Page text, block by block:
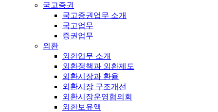
국고증권
국고증권업무 소개
국고업무
증권업무
외환
외환업무 소개
외환정책과 외환제도
외환시장과 환율
외환시장 구조개선
외환시장운영협의회
외환보유액